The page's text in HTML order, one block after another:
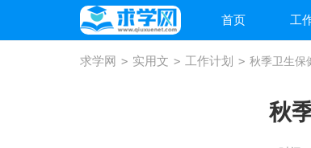
首页 工
求学网 > 实用文 > 工作计划 > 秋季卫生保
秋